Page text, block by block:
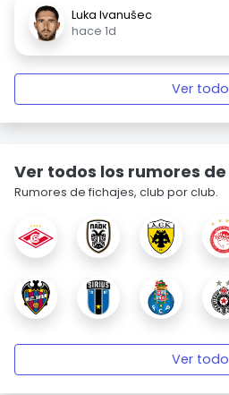
Luka Ivanušec
hace 1d
Ver todo
Ver todos los rumores
Rumores de fichajes, club por club.
Ver todo